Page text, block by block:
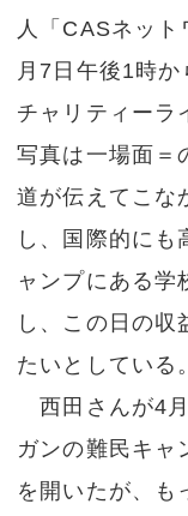
人「CASネッ
月7日午後1時か
チャリティーラ
写真は一場面＝
道が伝えてこな
し、国際的にも
ャンプにある学
し、この日の収
たいとしている。
西田さんが4
ガンの難民キャ
を開いたが、も